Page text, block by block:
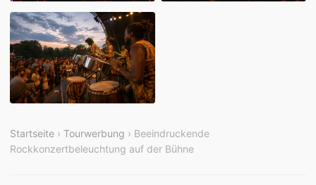
Startseite › Tourwerbung › Beeindruckende
Rockkonzertbeleuchtung auf der Bühne